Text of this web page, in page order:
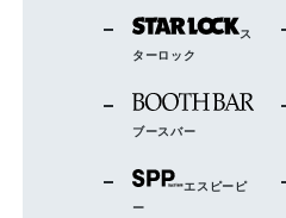
ス
ターロック
ブースバー
エスピーピ
ー